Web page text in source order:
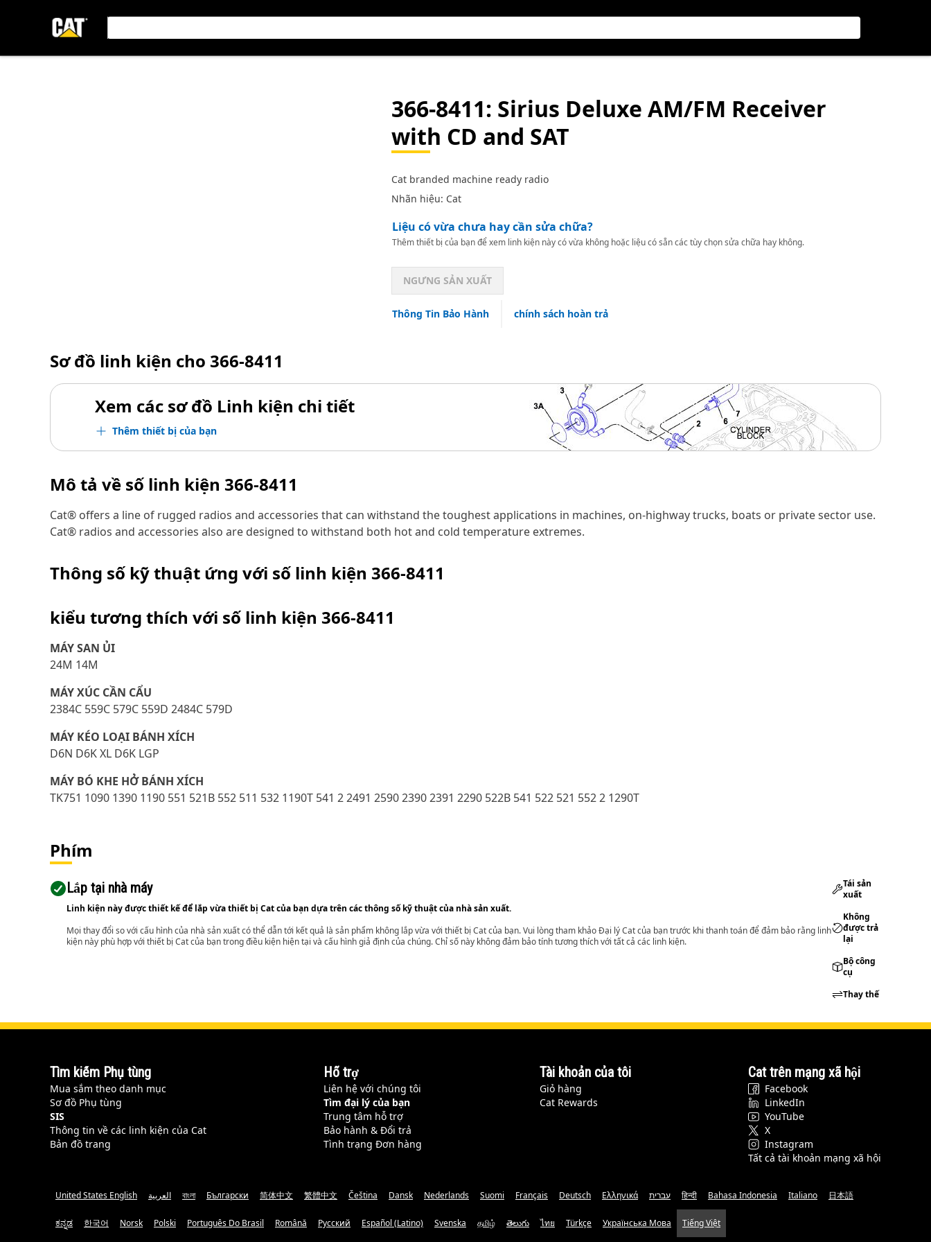
366-8411: Sirius Deluxe AM/FM Receiver
with CD and SAT
Cat branded machine ready radio
Nhãn hiệu: Cat
Liệu có vừa chưa hay cần sửa chữa?
Thêm thiết bị của bạn để xem linh kiện này có vừa không hoặc liệu có sẵn các tùy chọn sửa chữa hay không.
NGƯNG SẢN XUẤT
Thông Tin Bảo Hành chính sách hoàn trả
Sơ đồ linh kiện cho 366-8411
Xem các sơ đồ Linh kiện chi tiết
Thêm thiết bị của bạn
Mô tả về số linh kiện 366-8411
Cat® offers a line of rugged radios and accessories that can withstand the toughest applications in machines, on-highway trucks, boats or private sector use.
Cat® radios and accessories also are designed to withstand both hot and cold temperature extremes.
Thông số kỹ thuật ứng với số linh kiện 366-8411
kiểu tương thích với số linh kiện 366-8411
MÁY SAN ỦI
24M 14M
MÁY XÚC CẦN CẨU
2384C 559C 579C 559D 2484C 579D
MÁY KÉO LOẠI BÁNH XÍCH
D6N D6K XL D6K LGP
MÁY BÓ KHE HỞ BÁNH XÍCH
TK751 1090 1390 1190 551 521B 552 511 532 1190T 541 2 2491 2590 2390 2391 2290 522B 541 522 521 552 2 1290T
Phím
Lắp tại nhà máy
Linh kiện này được thiết kế để lắp vừa thiết bị Cat của bạn dựa trên các thông số kỹ thuật của nhà sản xuất.
Mọi thay đổi so với cấu hình của nhà sản xuất có thể dẫn tới kết quả là sản phẩm không lắp vừa với thiết bị Cat của bạn. Vui lòng tham khảo Đại lý Cat của bạn trước khi thanh toán để đảm bảo rằng linh
kiện này phù hợp với thiết bị Cat của bạn trong điều kiện hiện tại và cấu hình giả định của chúng. Chỉ số này không đảm bảo tính tương thích với tất cả các linh kiện.
Tái sản
xuất
Không
được trả
lại
Bộ công
cụ
Thay thế
Tìm kiếm Phụ tùng
Mua sắm theo danh mục
Sơ đồ Phụ tùng
SIS
Thông tin về các linh kiện của Cat
Bản đồ trang
Hỗ trợ
Liên hệ với chúng tôi
Tìm đại lý của bạn
Trung tâm hỗ trợ
Bảo hành & Đổi trả
Tình trạng Đơn hàng
Tài khoản của tôi
Giỏ hàng
Cat Rewards
Cat trên mạng xã hội
Facebook
LinkedIn
YouTube
X
Instagram
Tất cả tài khoản mạng xã hội
United States English العربية বাংলা Български 简体中文 繁體中文 Čeština Dansk Nederlands Suomi Français Deutsch Ελληνικά עברית हिन्दी Bahasa Indonesia Italiano 日本語
ಕನ್ನಡ 한국어 Norsk Polski Português Do Brasil Română Русский Español (Latino) Svenska தமிழ் తెలుగు ไทย Türkçe Українська Мова Tiếng Việt